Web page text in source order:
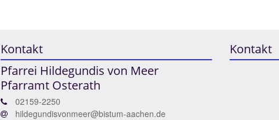
Kontakt
Pfarrei Hildegundis von Meer
Pfarramt Osterath
02159-2250
hildegundisvonmeer@bistum-aachen.de
Kontakt